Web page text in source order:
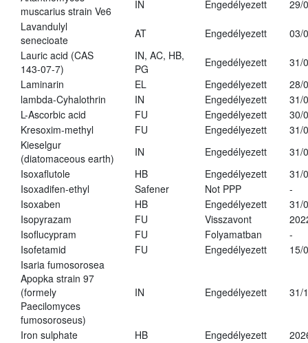
muscarius strain Ve6
IN Engedélyezett
29/
Lavandulyl
senecioate
AT Engedélyezett
03/
Lauric acid (CAS
143-07-7)
IN, AC, HB,
PG
Engedélyezett
31/
Laminarin
EL Engedélyezett
28/
lambda-Cyhalothrin
IN Engedélyezett
31/
L-Ascorbic acid
FU Engedélyezett
30/
Kresoxim-methyl
FU Engedélyezett
31/
Kieselgur
(diatomaceous earth)
IN Engedélyezett
31/
Isoxaflutole
HB Engedélyezett
31/
Isoxadifen-ethyl
Safener Not PPP
-
Isoxaben
HB Engedélyezett
31/
Isopyrazam
FU Visszavont
Isoflucypram
FU Folyamatban
-
Isofetamid
FU Engedélyezett
15/
Isaria fumosorosea
Apopka strain 97
(formely
Paecilomyces
fumosoroseus)
IN Engedélyezett 31/
Iron sulphate HB Engedélyezett